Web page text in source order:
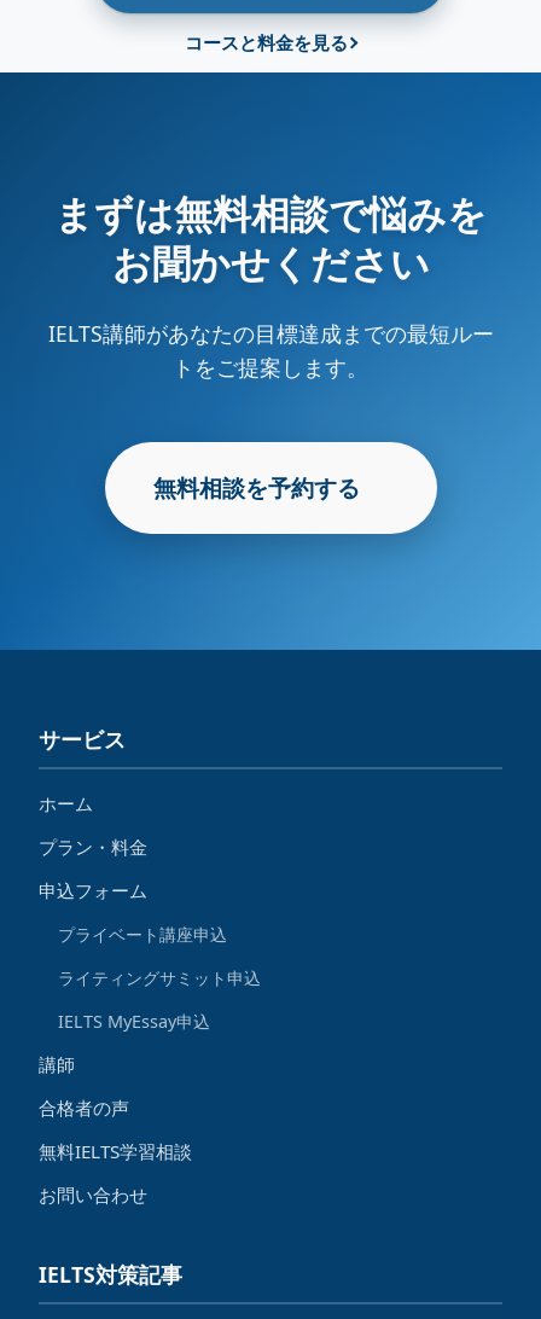
コースと料金を見る
まずは無料相談で悩みを
お聞かせください
IELTS講師があなたの目標達成までの最短ルー
トをご提案します。
無料相談を予約する
サービス
ホーム
プラン・料金
申込フォーム
プライベート講座申込
ライティングサミット申込
IELTS MyEssay申込
講師
合格者の声
無料IELTS学習相談
お問い合わせ
IELTS対策記事